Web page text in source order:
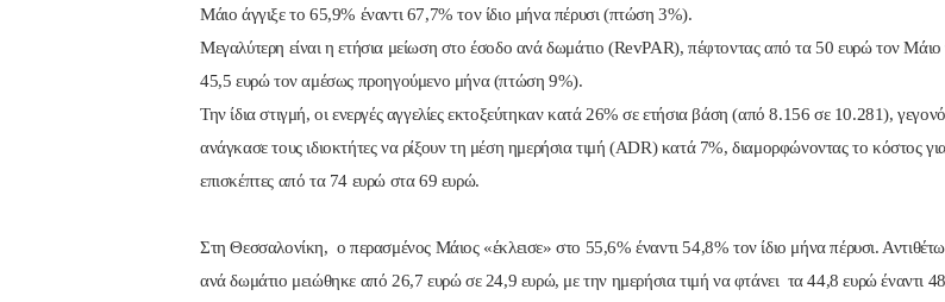
Μάιο άγγιξε το 65,9% έναντι 67,7% τον ίδιο μήνα πέρυσι (πτώση 3%).
Μεγαλύτερη είναι η ετήσια μείωση στο έσοδο ανά δωμάτιο (RevPAR), πέφτοντας από τα 50 ευρώ τον
45,5 ευρώ τον αμέσως προηγούμενο μήνα (πτώση 9%).
Την ίδια στιγμή, οι ενεργές αγγελίες εκτοξεύτηκαν κατά 26% σε ετήσια βάση (από 8.156 σε 10.281),
ανάγκασε τους ιδιοκτήτες να ρίξουν τη μέση ημερήσια τιμή (ADR) κατά 7%, διαμορφώνοντας το κόστος
επισκέπτες από τα 74 ευρώ στα 69 ευρώ.
Στη Θεσσαλονίκη, ο περασμένος Μάιος «έκλεισε» στο 55,6% έναντι 54,8% τον ίδιο μήνα πέρυσι.
ανά δωμάτιο μειώθηκε από 26,7 ευρώ σε 24,9 ευρώ, με την ημερήσια τιμή να φτάνει τα 44,8 ευρώ έναντι